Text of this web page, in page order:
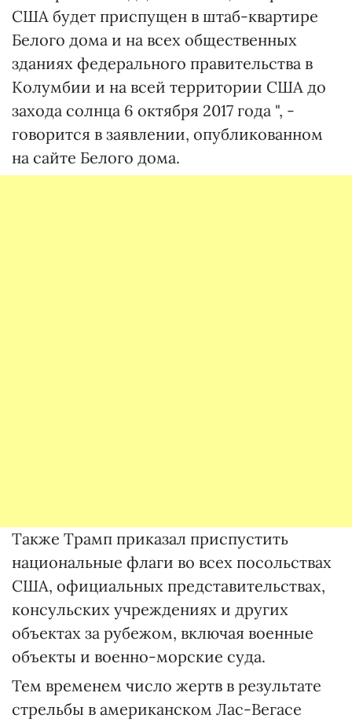
США будет приспущен в штаб-квартире
Белого дома и на всех общественных
зданиях федерального правительства в
Колумбии и на всей территории США до
захода солнца 6 октября 2017 года ", -
говорится в заявлении, опубликованном
на сайте Белого дома.
Также Трамп приказал приспустить
национальные флаги во всех посольствах
США, официальных представительствах,
консульских учреждениях и других
объектах за рубежом, включая военные
объекты и военно-морские суда.
Тем временем число жертв в результате
стрельбы в американском Лас-Вегасе